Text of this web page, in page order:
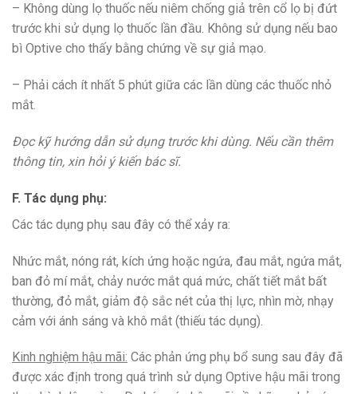
– Không dùng lọ thuốc nếu niêm chống giả trên cổ lọ bị đứt
trước khi sử dụng lọ thuốc lần đầu. Không sử dụng nếu bao
bì Optive cho thấy bằng chứng về sự giả mạo.
– Phải cách ít nhất 5 phút giữa các lần dùng các thuốc nhỏ
mắt.
Đọc kỹ hướng dẫn sử dụng trước khi dùng. Nếu cần thêm
thông tin, xin hỏi ý kiến bác sĩ.
F. Tác dụng phụ:
Các tác dụng phụ sau đây có thể xảy ra:
Nhức mắt, nóng rát, kích ứng hoặc ngứa, đau mắt, ngứa mắt,
ban đỏ mí mắt, chảy nước mắt quá mức, chất tiết mắt bất
thường, đỏ mắt, giảm độ sắc nét của thị lực, nhìn mờ, nhạy
cảm với ánh sáng và khô mắt (thiếu tác dụng).
Kinh nghiệm hậu mãi: Các phản ứng phụ bổ sung sau đây đã
được xác định trong quá trình sử dụng Optive hậu mãi trong